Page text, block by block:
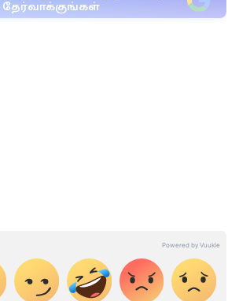
தேர்வாக்குங்கள்
என
இரண்டு வேலையைச்
கிடையாது என